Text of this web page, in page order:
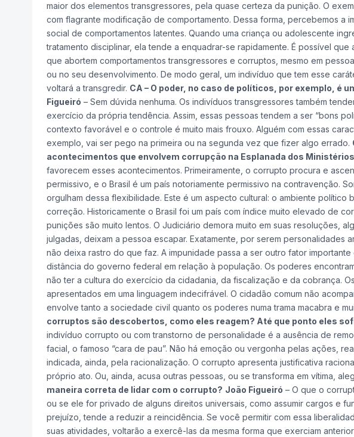
maior dos elementos transgressores, pela quase certeza da punição. O
com flagrante modificação de comportamento. Dessa forma, percebemos a
social de comportamentos latentes. Quando uma criança ou adolescente
tratamento disciplinar, ela tende a enquadrar-se rapidamente. É possível
que abortem comportamentos transgressores e corruptos, mesmo em
ou no seu desenvolvimento. De modo geral, um indivíduo que tem esse
voltará a transgredir. CA – O poder, no caso de políticos, por exemplo, é
Figueiró – Sem dúvida nenhuma. Os indivíduos transgressores também
exercício da própria tendência. Assim, essas pessoas tendem a ser “bons
contexto favorável e o controle é muito mais frouxo. Alguém com essas
exemplo, vai ser pego na primeira ou na segunda vez que fizer algo errado.
acontecimentos que envolvem corrupção na Esplanada dos
favorecem esses acontecimentos. Primeiramente, o corrupto procura e
permissivo, e o Brasil é um país notoriamente permissivo na contravenção.
orgulham dessa flexibilidade. Este é um aspecto cultural: o ambiente
correção. Historicamente o Brasil foi um país com índice muito elevado de
punições são muito lentos. O Judiciário demora muito em suas resoluções,
julgadas, deixam a pessoa escapar. Exatamente, por serem personalidades
não deixa rastro do que faz. A impunidade passa a ser outro fator
distância do governo federal em relação à população. Os poderes
não ter a cultura do exercício da cidadania, da fiscalização e da cobrança.
apresentados em uma linguagem indecifrável. O cidadão comum não
envolve tanto a sociedade civil quanto os poderes numa trama macabra e
corruptos são descobertos, como eles reagem? Até que ponto eles
indivíduo corrupto ou com transtorno de personalidade é a ausência de
facial, o famoso “cara de pau”. Não há emoção ou vergonha pelas ações,
indicada, ainda, pela racionalização. O corrupto apresenta justificativa
próprio ato. Ou, ainda, acusa outras pessoas, ou se transforma em vítima,
maneira correta de lidar com o corrupto? João Figueiró – O que o
ou se ele for privado de alguns direitos universais, como assumir cargos e
prejuízo, tende a reduzir a reincidência. Se você permitir com essa
suas atividades, voltarão a exercê-las da mesma forma que exerciam